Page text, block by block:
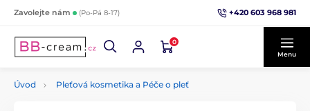
Zavolejte nám (Po-Pá 8-17) +420 603 968 981
0
Menu
Úvod Pleťová kosmetika a Péče o pleť